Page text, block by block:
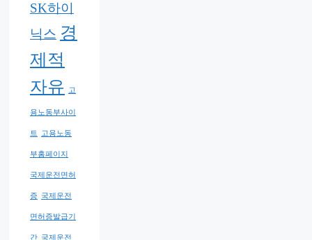
SK하이
닉스 경
제적
자유
고
용노동부사이
트 고용노동
부홈페이지
국제운전면허
증 국제운전
면허증발급기
간 국제운전